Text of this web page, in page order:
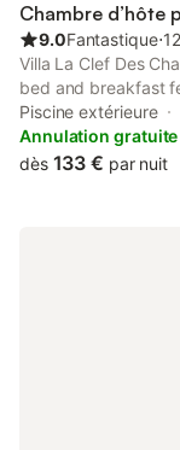
Chambre d’hôte
9.0Fantastique⋅
Villa La Clef Des
bed and breakfast
facilities, free WiFi
Piscine extérieure
Annulation gratuite
dès 133 € par nuit